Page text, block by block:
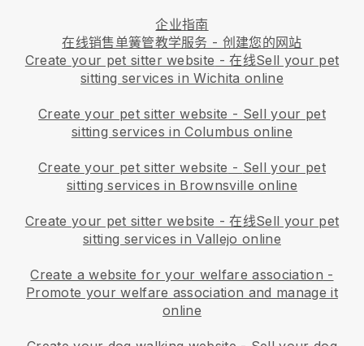
企业指南
在线销售单簧管教学服务 - 创建您的网站
Create your pet sitter website - 在线Sell your pet
sitting services in Wichita online
Create your pet sitter website - Sell your pet
sitting services in Columbus online
Create your pet sitter website - Sell your pet
sitting services in Brownsville online
Create your pet sitter website - 在线Sell your pet
sitting services in Vallejo online
Create a website for your welfare association -
Promote your welfare association and manage it
online